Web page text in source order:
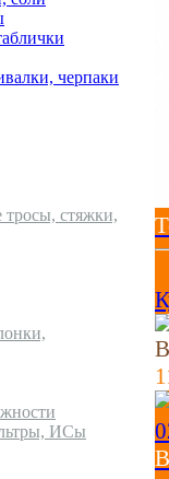
черпаки
стяжки,
ИСы